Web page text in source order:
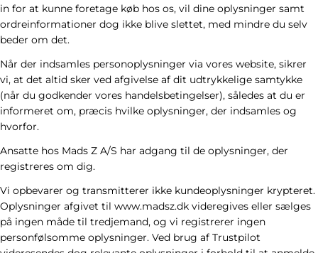
in for at kunne foretage køb hos os, vil dine oplysninger samt
ordreinformationer dog ikke blive slettet, med mindre du selv
beder om det.
Når der indsamles personoplysninger via vores website, sikrer
vi, at det altid sker ved afgivelse af dit udtrykkelige samtykke
(når du godkender vores handelsbetingelser), således at du er
informeret om, præcis hvilke oplysninger, der indsamles og
hvorfor.
Ansatte hos Mads Z A/S har adgang til de oplysninger, der
registreres om dig.
Vi opbevarer og transmitterer ikke kundeoplysninger krypteret.
Oplysninger afgivet til www.madsz.dk videregives eller sælges
på ingen måde til tredjemand, og vi registrerer ingen
personfølsomme oplysninger. Ved brug af Trustpilot